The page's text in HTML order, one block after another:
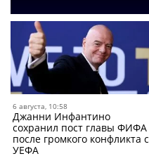
6 августа, 10:58
Джанни Инфантино
сохранил пост главы ФИФА
после громкого конфликта с
УЕФА